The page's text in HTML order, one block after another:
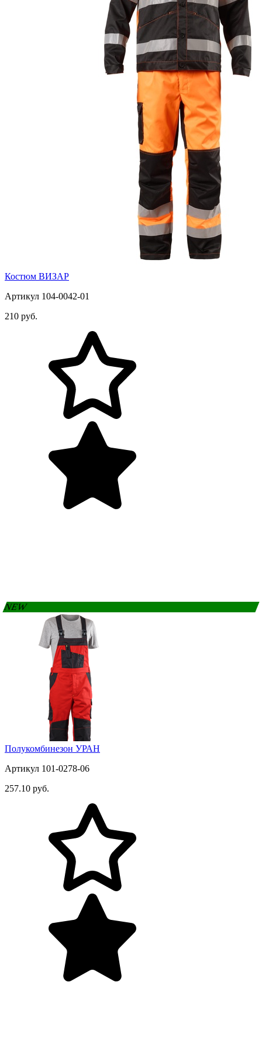
Костюм ВИЗАР
Артикул 104-0042-01
210 руб.
NEW
Полукомбинезон УРАН
Артикул 101-0278-06
257.10 руб.